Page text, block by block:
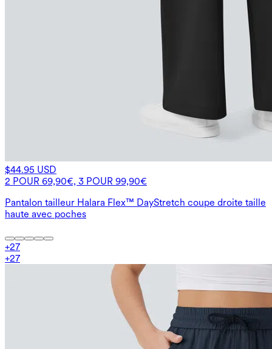
$44.95 USD
2 POUR 69,90€, 3 POUR 99,90€
Pantalon tailleur Halara Flex™ DayStretch coupe droite taille
haute avec poches
+27
+27